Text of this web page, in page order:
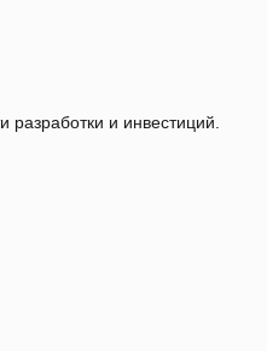
и инвестиций.